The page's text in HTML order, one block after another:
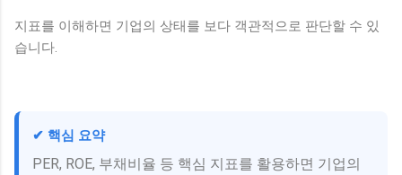
지표를 이해하면 기업의 상태를 보다 객관적으로 판단할 수 있
습니다.
✔ 핵심 요약
PER, ROE, 부채비율 등 핵심 지표를 활용하면 기업의